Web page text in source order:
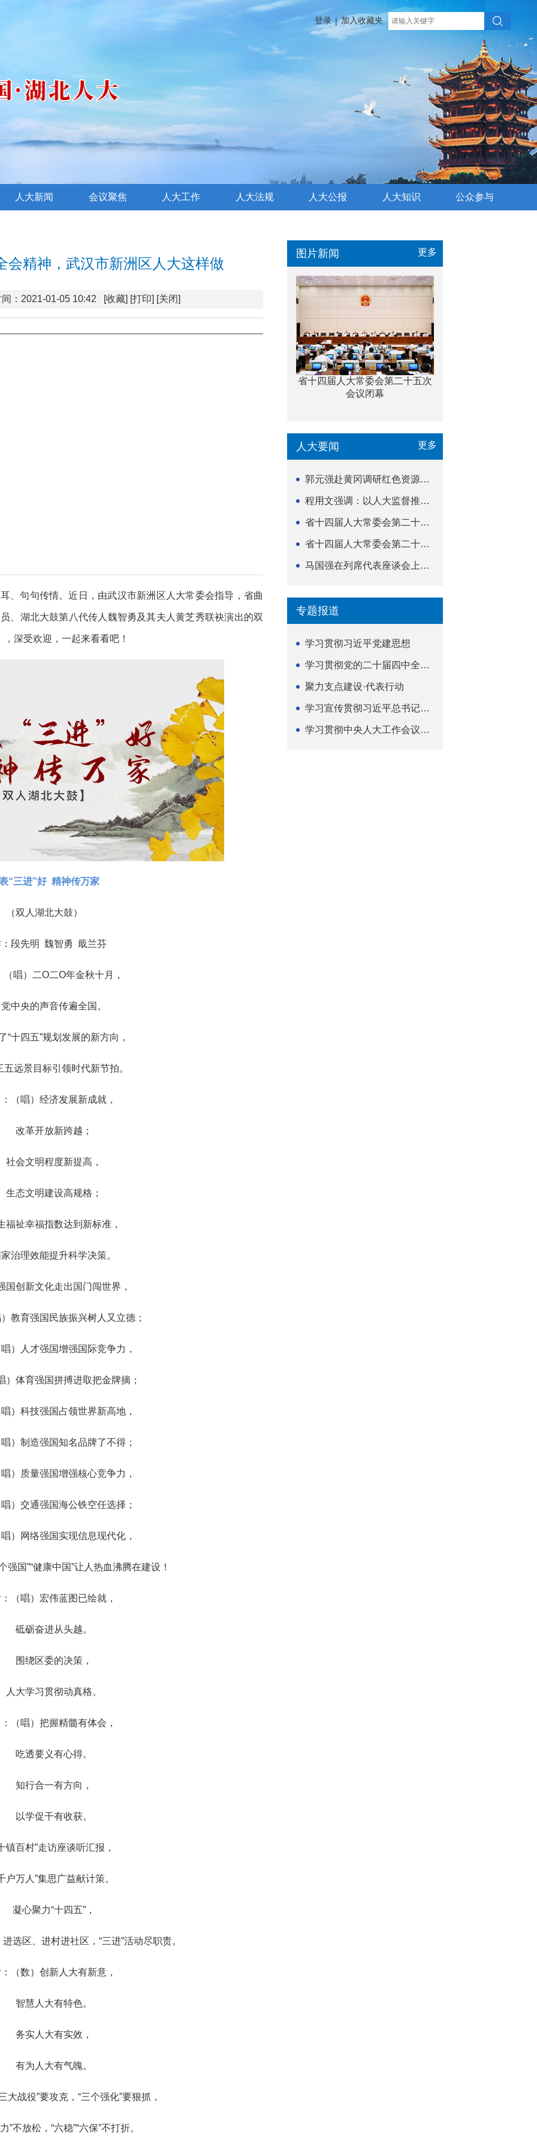
登录 | 加入收藏夹
人大新闻 会议聚焦 人大工作 人大法规 人大公报 人大知识 公众参与
会精神，武汉市新洲区人大这样做
间：2021-01-05 10:42 [收藏] [打印] [关闭]
、句句传情。近日，由武汉市新洲区人大常委会指导，省曲
、湖北大鼓第八代传人魏智勇及其夫人黄芝秀联袂演出的双
，深受欢迎，一起来看看吧！
“三进”好 精神传万家
（双人湖北大鼓）
段先明 魏智勇 戢兰芬
（唱）二O二O年金秋十月，
党中央的声音传遍全国。
“十四五”规划发展的新方向，
五远景目标引领时代新节拍。
（唱）经济发展新成就，
改革开放新跨越；
社会文明程度新提高，
生态文明建设高规格；
福祉幸福指数达到新标准，
家治理效能提升科学决策。
国创新文化走出国门闯世界，
教育强国民族振兴树人又立德；
）人才强国增强国际竞争力，
）体育强国拼搏进取把金牌摘；
）科技强国占领世界新高地，
）制造强国知名品牌了不得；
）质量强国增强核心竞争力，
）交通强国海公铁空任选择；
）网络强国实现信息现代化，
强国”“健康中国”让人热血沸腾在建设！
（唱）宏伟蓝图已绘就，
砥砺奋进从头越。
围绕区委的决策，
人大学习贯彻动真格。
（唱）把握精髓有体会，
吃透要义有心得。
知行合一有方向，
以学促干有收获。
镇百村”走访座谈听汇报，
户万人”集思广益献计策。
凝心聚力“十四五”，
选区、进村进社区，“三进”活动尽职责。
（数）创新人大有新意，
智慧人大有特色。
务实人大有实效，
有为人大有气魄。
大战役”要攻克，“三个强化”要狠抓，
”不放松，“六稳”“六保”不打折。
图片新闻 更多
省十四届人大常委会第二十五次
会议闭幕
人大要闻 更多
郭元强赴黄冈调研红色资源保护传承立法等工作
程用文强调：以人大监督推动科技金融高质量发展
省十四届人大常委会第二十五次会议闭幕
省十四届人大常委会第二十五次会议举行
马国强在列席代表座谈会上强调 以精准履职筑牢荆楚...
专题报道
学习贯彻习近平党建思想
学习贯彻党的二十届四中全会精神
聚力支点建设·代表行动
学习宣传贯彻习近平总书记关于坚持
学习贯彻中央人大工作会议精神